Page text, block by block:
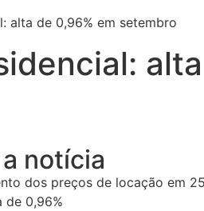
alta de 0,96% em setembro
notícia
dos preços de locação em
de 0,96%